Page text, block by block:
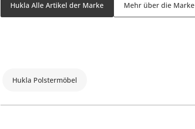
Hukla Alle Artikel der Marke Mehr über die Marke
Hukla Polstermöbel